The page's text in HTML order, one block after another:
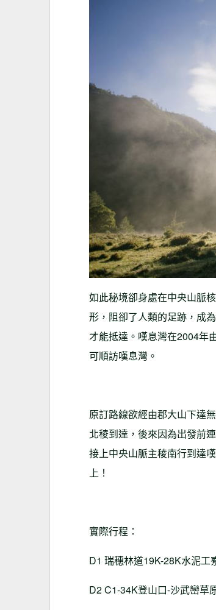
如此秘境卻身處在中央山脈
形，阻卻了人類的足跡，成
才能抵達。嘆息灣在2004年
可順訪嘆息灣。
原訂路線欲經由郡大山下達
北稜到達，後來因為出發前
接上中央山脈主稜南行到達
上！
實際行程：
D1 瑞穗林道19K-28K水泥工
D2 C1-34K登山口-沙武巒草